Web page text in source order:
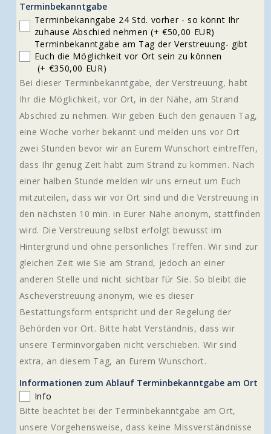
Terminbekanntgabe
Terminbekanngabe 24 Std. vorher - so könnt Ihr
zuhause Abschied nehmen (+ €50,00 EUR)
Terminbekanntgabe am Tag der Verstreuung- gibt
Euch die Möglichkeit vor Ort sein zu können
(+ €350,00 EUR)
Bei dieser Terminbekanntgabe, der Verstreuung, habt
Ihr die Möglichkeit, vor Ort, in der Nähe, am Strand
Abschied zu nehmen. Wir geben Euch den genauen Tag,
eine Woche vorher bekannt und melden uns vor Ort
zwei Stunden bevor wir an Eurem Wunschort eintreffen,
dass Ihr genug Zeit habt zum Strand zu kommen. Nach
einer halben Stunde melden wir uns erneut um Euch
mitzuteilen, dass wir vor Ort sind und die Verstreuung in
den nächsten 10 min. in Eurer Nähe anonym, stattfinden
wird. Die Verstreuung selbst erfolgt bewusst im
Hintergrund und ohne persönliches Treffen. Wir sind zur
gleichen Zeit wie Sie am Strand, jedoch an einer
anderen Stelle und nicht sichtbar für Sie. So bleibt die
Ascheverstreuung anonym, wie es dieser
Bestattungsform entspricht und der Regelung der
Behörden vor Ort. Bitte habt Verständnis, dass wir
unsere Terminvorgaben nicht verschieben. Wir sind
extra, an diesem Tag, an Eurem Wunschort.
Informationen zum Ablauf Terminbekanntgabe am Ort
Info
Bitte beachtet bei der Terminbekanntgabe am Ort,
unsere Vorgehensweise, dass keine Missverständnisse